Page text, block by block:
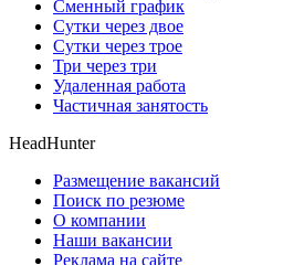
Сменный график
Сутки через двое
Сутки через трое
Три через три
Удаленная работа
Частичная занятость
HeadHunter
Размещение вакансий
Поиск по резюме
О компании
Наши вакансии
Реклама на сайте